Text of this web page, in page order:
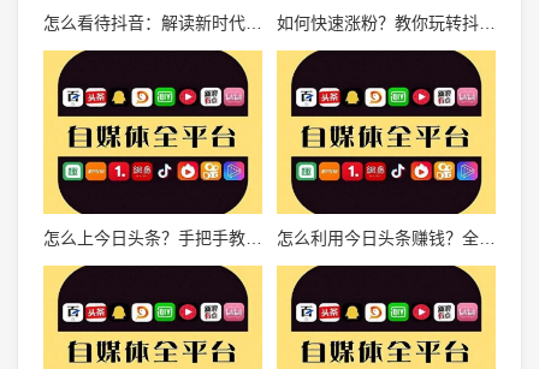
怎么看待抖音：解读新时代短视频社交平台的魅力与影响 如何快速涨粉？教你玩转抖音，轻松吸粉！
怎么上今日头条？手把手教你成为自媒体大咖！ 怎么利用今日头条赚钱？全方位解密自媒体盈利策略！